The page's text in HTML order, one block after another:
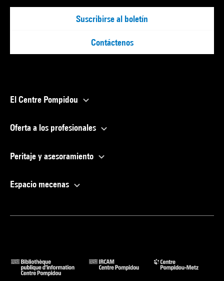
Suscribirse al boletín
Contáctenos
El Centre Pompidou
Oferta a los profesionales
Peritaje y asesoramiento
Espacio mecenas